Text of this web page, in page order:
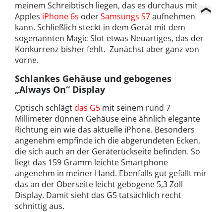
meinem Schreibtisch liegen, das es durchaus mit
Apples iPhone 6s oderSamsungs S7aufnehmen
kann. Schließlich steckt in dem Gerät mit dem
sogenannten Magic Slot etwas Neuartiges, das der
Konkurrenz bisher fehlt. Zunächst aber ganz von
vorne.
Schlankes Gehäuse und gebogenes
„Always On“ Display
Optisch schlägtdas G5 mit seinem rund 7
Millimeter dünnen Gehäuse eine ähnlich elegante
Richtung ein wie das aktuelle iPhone. Besonders
angenehm empfinde ich die abgerundeten Ecken,
die sich auch an der Geräterückseite befinden. So
liegt das 159 Gramm leichte Smartphone
angenehm in meiner Hand. Ebenfalls gut gefällt mir
das an der Oberseite leicht gebogene 5,3 Zoll
Display. Damit sieht das G5 tatsächlich recht
schnittig aus.